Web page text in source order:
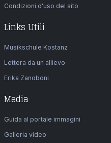
Condizioni d'uso del sito
Links Utili
Musikschule Kostanz
Lettera da un allievo
Erika Zanoboni
Media
Guida al portale immagini
Galleria video